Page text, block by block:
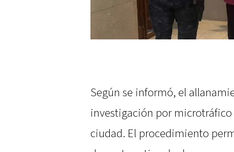
Según se informó, el
investigación por
ciudad. El procedimiento